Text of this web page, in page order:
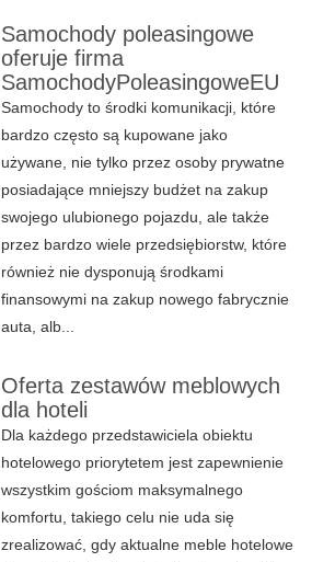
Samochody poleasingowe
oferuje firma
SamochodyPoleasingoweEU
Samochody to środki komunikacji, które
bardzo często są kupowane jako
używane, nie tylko przez osoby prywatne
posiadające mniejszy budżet na zakup
swojego ulubionego pojazdu, ale także
przez bardzo wiele przedsiębiorstw, które
również nie dysponują środkami
finansowymi na zakup nowego fabrycznie
auta, alb...
Oferta zestawów meblowych
dla hoteli
Dla każdego przedstawiciela obiektu
hotelowego priorytetem jest zapewnienie
wszystkim gościom maksymalnego
komfortu, takiego celu nie uda się
zrealizować, gdy aktualne meble hotelowe